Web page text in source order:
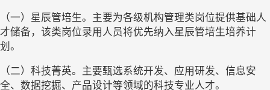
（一）星辰管培生。主要为各级机构管理类岗位提供基础人
才储备，该类岗位录用人员将优先纳入星辰管培生培养计
划。
（二）科技菁英。主要甄选系统开发、应用研发、信息安
全、数据挖掘、产品设计等领域的科技专业人才。